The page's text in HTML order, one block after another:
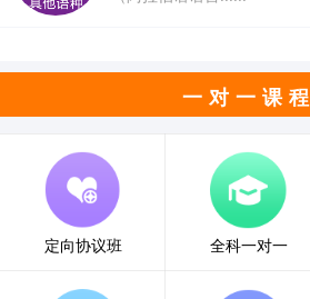
一对一课程
定向协议班 全科一对一